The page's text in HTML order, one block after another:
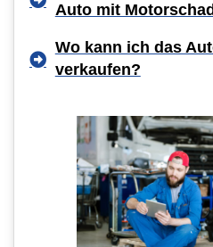
Auto mit
Wo kann ich das
verkaufen?